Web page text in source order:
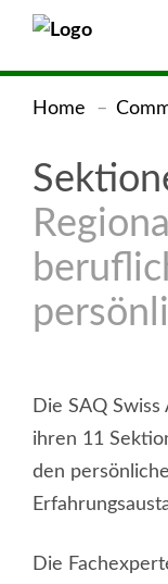
Navigieren
auf
SAQ
Swiss
for
Quality
Direkt
Direkt
Direkt
Direkt
Direkt
Direkt
Registration
Direkt
SAQ
Association
for
Quality
(zur
Homepage)
Sie
hier:
Home
Die SAQ
ihren 11
den
Die